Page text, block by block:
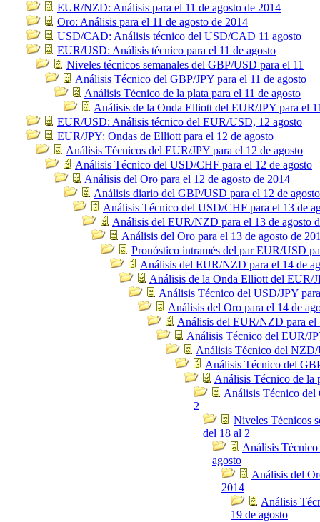
EUR/NZD: Análisis para el 11 de agosto de 2014
Oro: Análisis para el 11 de agosto de 2014
USD/CAD: Análisis técnico del USD/CAD 11 agosto
EUR/USD: Análisis técnico para el 11 de agosto
Niveles técnicos semanales del GBP/USD para el 11
Análisis Técnico del GBP/JPY para el 11 de agosto
Análisis Técnico de la plata para el 11 de agosto
Análisis de la Onda Elliott del EUR/JPY para el
EUR/USD: Análisis técnico del EUR/USD, 12 agosto
EUR/JPY: Ondas de Elliott para el 12 de agosto
Análisis Técnicos del EUR/JPY para el 12 de agosto
Análisis Técnico del USD/CHF para el 12 de agosto
Análisis del Oro para el 12 de agosto de 2014
Análisis diario del GBP/USD para el 12 de
Análisis Técnico del USD/CHF para el 13 de
Análisis del EUR/NZD para el 13 de agosto
Análisis del Oro para el 13 de agosto de
Pronóstico intramés del par EUR/USD
Análisis del EUR/NZD para el 14 de
Análisis de la Onda Elliott del EUR/
Análisis Técnico del USD/JPY
Análisis del Oro para el 14 de
Análisis del EUR/NZD para el
Análisis Técnico del EUR/
Análisis Técnico del NZD/
Análisis Técnico del
Análisis Técnico de la
Análisis Técnico del
2
Niveles Técnicos
del 18 al 2
Análisis
agosto
Análisis del
2014
Análisis
19 de agosto